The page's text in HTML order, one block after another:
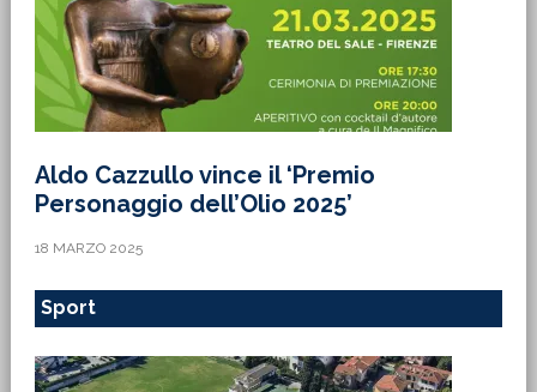
Aldo Cazzullo vince il ‘Premio
Personaggio dell’Olio 2025’
18 MARZO 2025
Sport